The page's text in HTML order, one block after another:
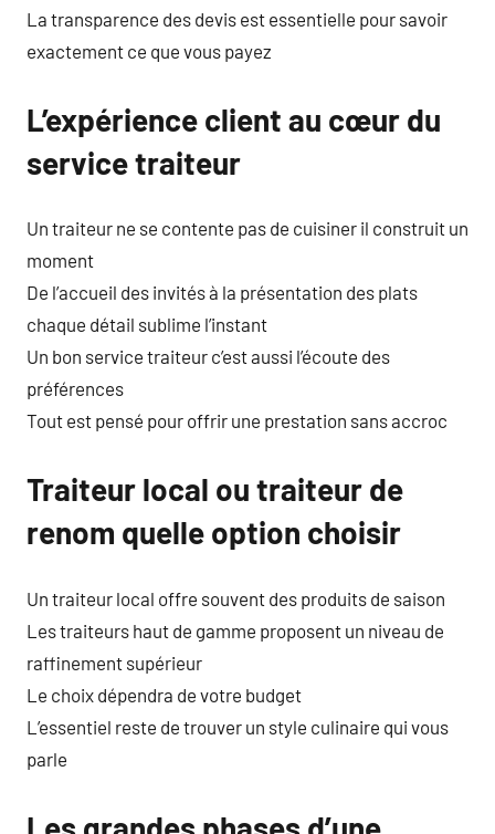
La transparence des devis est essentielle pour savoir
exactement ce que vous payez
L’expérience client au cœur du
service traiteur
Un traiteur ne se contente pas de cuisiner il construit un
moment
De l’accueil des invités à la présentation des plats
chaque détail sublime l’instant
Un bon service traiteur c’est aussi l’écoute des
préférences
Tout est pensé pour offrir une prestation sans accroc
Traiteur local ou traiteur de
renom quelle option choisir
Un traiteur local offre souvent des produits de saison
Les traiteurs haut de gamme proposent un niveau de
raffinement supérieur
Le choix dépendra de votre budget
L’essentiel reste de trouver un style culinaire qui vous
parle